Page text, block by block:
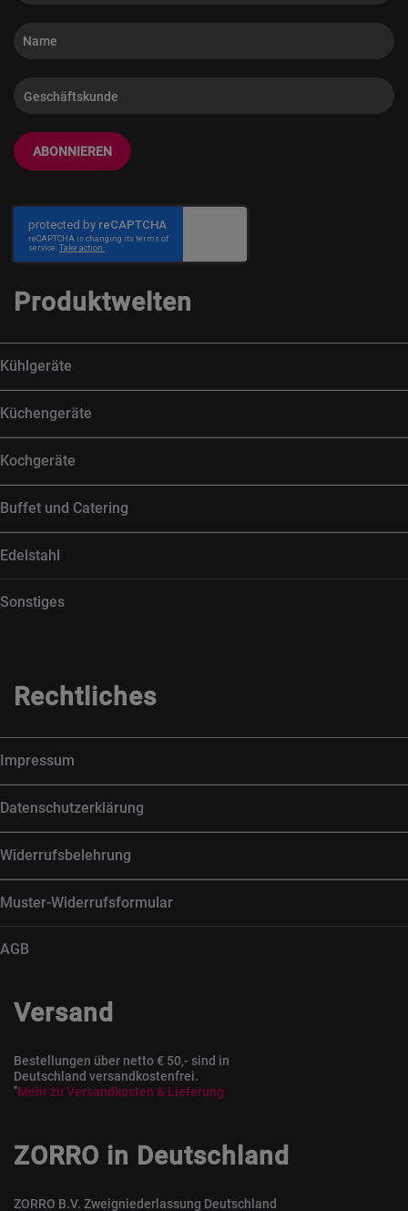
ABONNIEREN
Produktwelten
Kühlgeräte
Küchengeräte
Kochgeräte
Buffet und Catering
Edelstahl
Sonstiges
Rechtliches
Impressum
Datenschutzerklärung
Widerrufsbelehrung
Muster-Widerrufsformular
AGB
Versand
Bestellungen über netto € 50,- sind in
Deutschland versandkostenfrei.
*Mehr zu Versandkosten & Lieferung
ZORRO in Deutschland
ZORRO B.V. Zweigniederlassung Deutschland